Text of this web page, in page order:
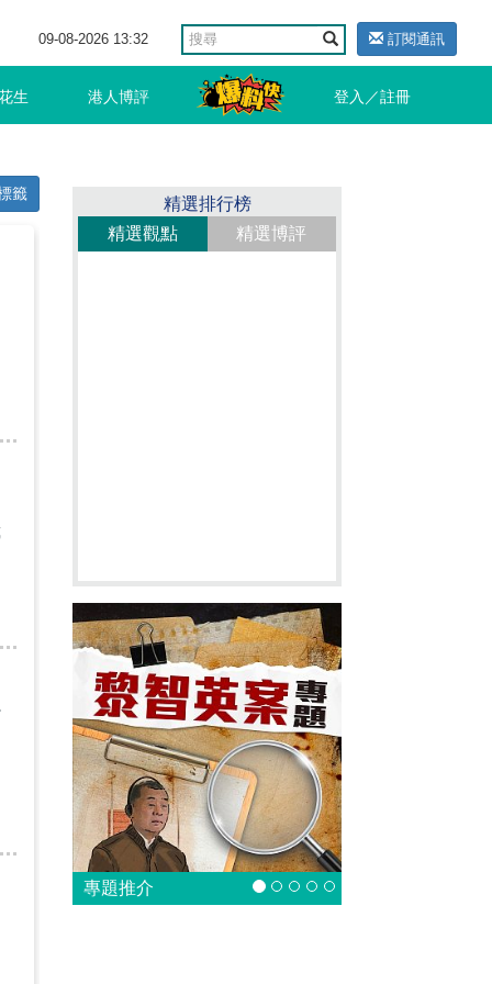
09-08-2026 13:32 訂閱通訊
生 港人博評 登入／註冊
籤
精選排行榜
精選觀點
精選博評
專題推介